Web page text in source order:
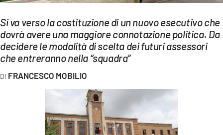
LAC NETWORK
LAC ONAIR
LaC
Network
Si va verso la costituzione di un nuovo esecutivo che
dovrà avere una maggiore connotazione politica. Da
decidere le modalità di scelta dei futuri assessori
che entreranno nella “squadra”
FRANCESCO MOBILIO